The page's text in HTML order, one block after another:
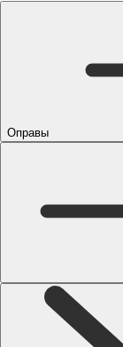
Оправы